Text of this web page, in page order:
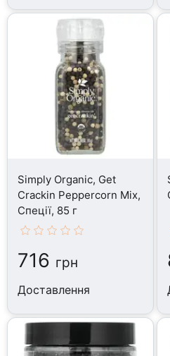
Simply Organic, Get
Crackin Peppercorn Mix,
Спеції, 85 г
716 грн
Доставлення